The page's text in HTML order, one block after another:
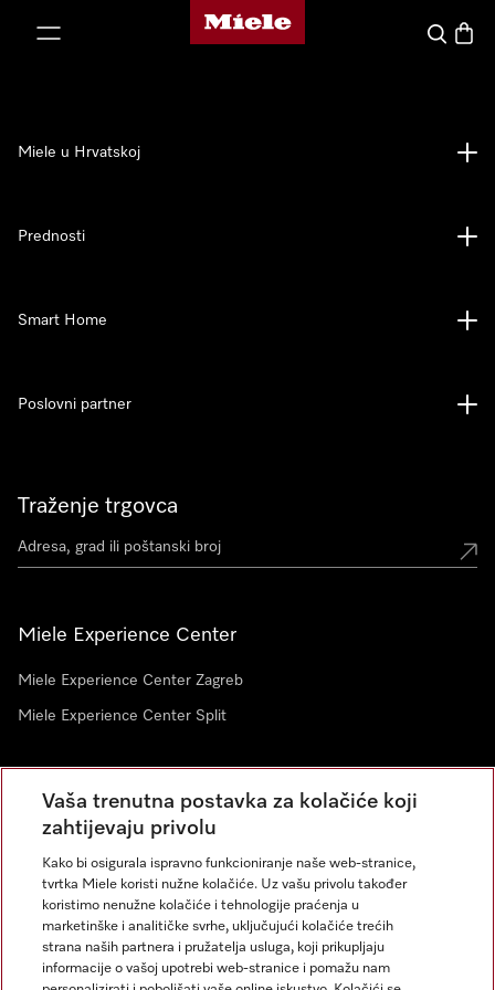
Miele početna stranica
Pretraga
Traženje trgovca
Miele Experience Center
Miele Experience Center Zagreb
Miele Experience Center Split
Newsletter
Miele u Hrvatskoj
Prednosti
Smart Home
Poslovni partner
Vaša trenutna postavka za kolačiće koji
zahtijevaju privolu
Kako bi osigurala ispravno funkcioniranje naše web-stranice,
tvrtka Miele koristi nužne kolačiće. Uz vašu privolu također
koristimo nenužne kolačiće i tehnologije praćenja u
marketinške i analitičke svrhe, uključujući kolačiće trećih
strana naših partnera i pružatelja usluga, koji prikupljaju
informacije o vašoj upotrebi web-stranice i pomažu nam